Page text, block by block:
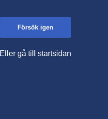
Försök igen
Eller gå till startsidan